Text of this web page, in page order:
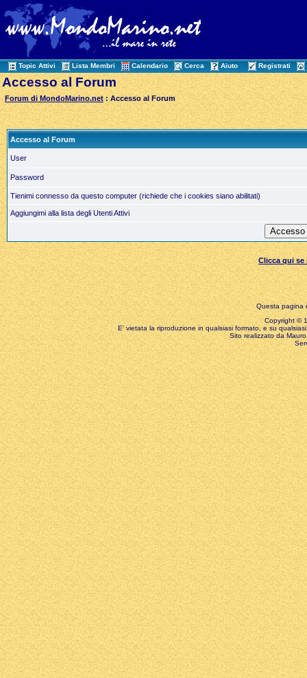
Topic Attivi Lista Membri Calendario Cerca Aiuto Registrati
Accesso al Forum
Forum di MondoMarino.net : Accesso al Forum
Accesso al Forum
User
Password
Tienimi connesso da questo computer (richiede che i cookies siano abilitati)
Aggiungimi alla lista degli Utenti Attivi
Clicca qui se
Questa pagina
Copyright ©
E' vietata la riproduzione in qualsiasi formato, e su
Sito realizzato da